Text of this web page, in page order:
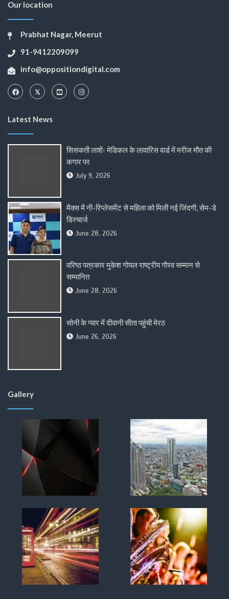
Our location
Prabhat Nagar, Meerut
91-9412209099
info@oppositiondigital.com
Latest News
सिसकती लाशेंः मेडिकल के लावारिस वार्ड में मरीज मौत की
कगार पर
July 9, 2026
मैक्स में नी-रिप्लेसमेंट से महिला को मिली नई जिंदगी, सेम-डे
डिस्चार्ज
June 28, 2026
वरिष्ठ पत्रकार मुकेश गोयल राष्ट्रीय गौरव सम्मान से
सम्मानित
June 28, 2026
सोनी के प्यार में दीवानी सीता पहुंची मेरठ
June 26, 2026
Gallery